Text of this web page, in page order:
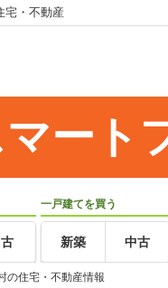
宅・不動産
ート
一戸建てを買う
新築 中古
の住宅・不動産情報